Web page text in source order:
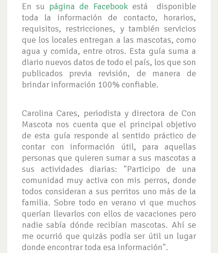
En su página de Facebookestá disponible
toda la información de contacto, horarios,
requisitos, restricciones, y también servicios
que los locales entregan a las mascotas, como
agua y comida, entre otros. Esta guía suma a
diario nuevos datos de todo el país, los que son
publicados previa revisión, de manera de
brindar información 100% confiable.
Carolina Cares, periodista y directora de Con
Mascota nos cuenta que el principal objetivo
de esta guía responde al sentido práctico de
contar con información útil, para aquellas
personas que quieren sumar a sus mascotas a
sus actividades diarias: "Participo de una
comunidad muy activa con mis perros, donde
todos consideran a sus perritos uno más de la
familia. Sobre todo en verano vi que muchos
querían llevarlos con ellos de vacaciones pero
nadie sabía dónde recibían mascotas. Ahí se
me ocurrió que quizás podía ser útil un lugar
donde encontrar toda esa información".